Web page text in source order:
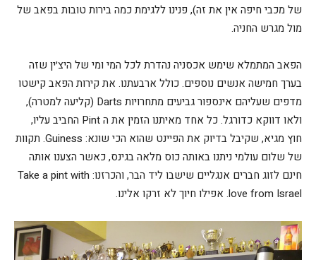
של מכבי חיפה אין את זה), פנינו ללגימת כמה בירות טובות בפאב של
מול מגרש החניה.
הפאב המתמלא שימש אכסניה נהדרת לכל המי ומי של היצ׳ין שזה
בערך חמישה אנשים נוספים. כולל ארבעתנו. את קירות הפאב קישטו
מדפים שעליהם אינספור גביעים מתחרויות Darts (קליעה למטרה),
ולאו דווקא כדורגל. כל אחד מאיתנו הזמין את ה Pint החביב עליו,
חוץ מגיא, שקיבל בדיוק את הפיינט שהוא הכי שונא: Guiness. תקוות
של שלום עולמי ניתנו באותה כוס מלאה בגינס, כאשר הצענו אותה
חינם לזוג חברים אנגליים שישבו ליד הבר, והכרזנו: Take a pint with
love from Israel. אפילו חיוך לא זרקו אלינו.